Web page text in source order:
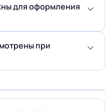
для оформления
при